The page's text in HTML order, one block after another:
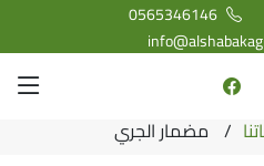
0565346146
مضمار الجري